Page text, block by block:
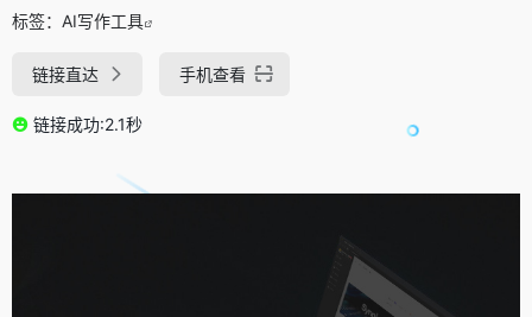
标签： AI写作工具
链接直达 手机查看
链接成功:2.1秒